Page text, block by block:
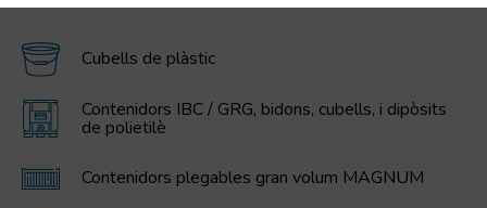
Cubells de plàstic
Contenidors IBC / GRG, bidons, cubells, i dipòsits
de polietilè
Contenidors plegables gran volum MAGNUM